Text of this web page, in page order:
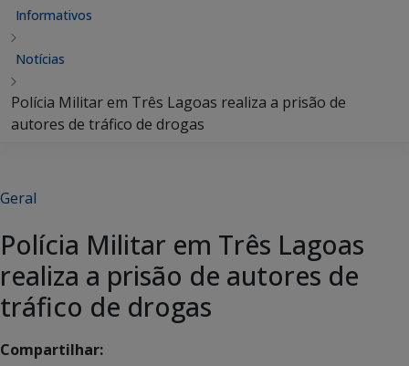
Informativos
Notícias
Polícia Militar em Três Lagoas realiza a prisão de
autores de tráfico de drogas
Geral
Polícia Militar em Três Lagoas
realiza a prisão de autores de
tráfico de drogas
Compartilhar: